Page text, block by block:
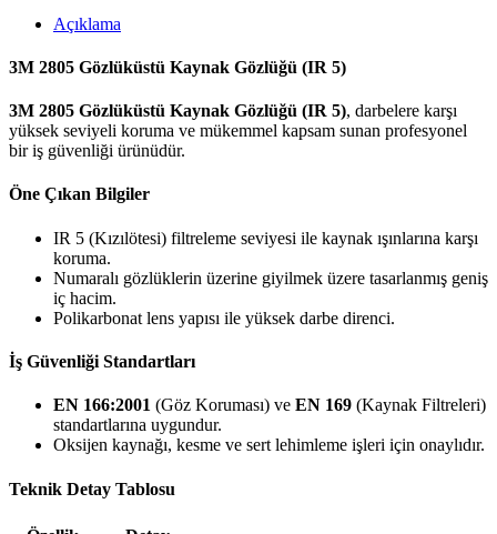
Açıklama
3M 2805 Gözlüküstü Kaynak Gözlüğü (IR 5)
3M 2805 Gözlüküstü Kaynak Gözlüğü (IR 5), darbelere karşı
yüksek seviyeli koruma ve mükemmel kapsam sunan profesyonel
bir iş güvenliği ürünüdür.
Öne Çıkan Bilgiler
IR 5 (Kızılötesi) filtreleme seviyesi ile kaynak ışınlarına karşı
koruma.
Numaralı gözlüklerin üzerine giyilmek üzere tasarlanmış geniş
iç hacim.
Polikarbonat lens yapısı ile yüksek darbe direnci.
İş Güvenliği Standartları
EN 166:2001 (Göz Koruması) ve EN 169 (Kaynak Filtreleri)
standartlarına uygundur.
Oksijen kaynağı, kesme ve sert lehimleme işleri için onaylıdır.
Teknik Detay Tablosu